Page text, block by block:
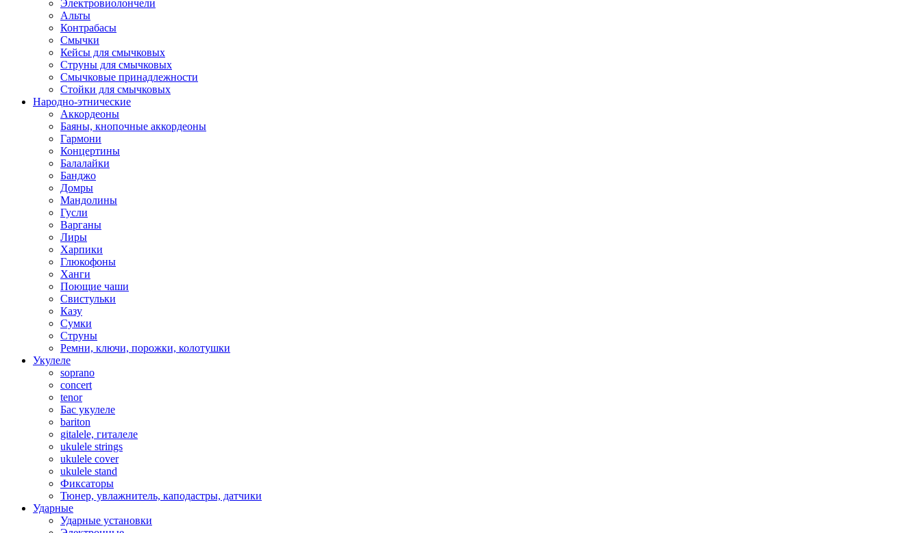
Электровиолончели
Альты
Контрабасы
Смычки
Кейсы для смычковых
Струны для смычковых
Смычковые принадлежности
Стойки для смычковых
Народно-этнические
Аккордеоны
Баяны, кнопочные аккордеоны
Гармони
Концертины
Балалайки
Банджо
Домры
Мандолины
Гусли
Варганы
Лиры
Харпики
Глюкофоны
Ханги
Поющие чаши
Свистульки
Казу
Сумки
Струны
Ремни, ключи, порожки, колотушки
Укулеле
soprano
concert
tenor
Бас укулеле
bariton
gitalele, гиталеле
ukulele strings
ukulele cover
ukulele stand
Фиксаторы
Тюнер, увлажнитель, каподастры, датчики
Ударные
Ударные установки